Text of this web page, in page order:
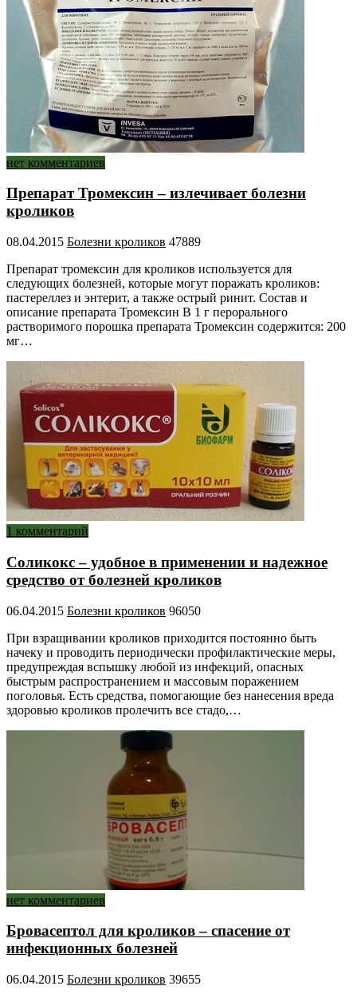
нет комментариев
Препарат Тромексин – излечивает болезни
кроликов
08.04.2015 Болезни кроликов 47889
Препарат тромексин для кроликов используется для
следующих болезней, которые могут поражать кроликов:
пастереллез и энтерит, а также острый ринит. Состав и
описание препарата Тромексин В 1 г перорального
растворимого порошка препарата Тромексин содержится: 200
мг…
1 комментарий
Соликокс – удобное в применении и надежное
средство от болезней кроликов
06.04.2015 Болезни кроликов 96050
При взращивании кроликов приходится постоянно быть
начеку и проводить периодически профилактические меры,
предупреждая вспышку любой из инфекций, опасных
быстрым распространением и массовым поражением
поголовья. Есть средства, помогающие без нанесения вреда
здоровью кроликов пролечить все стадо,…
нет комментариев
Бровасептол для кроликов – спасение от
инфекционных болезней
06.04.2015 Болезни кроликов 39655